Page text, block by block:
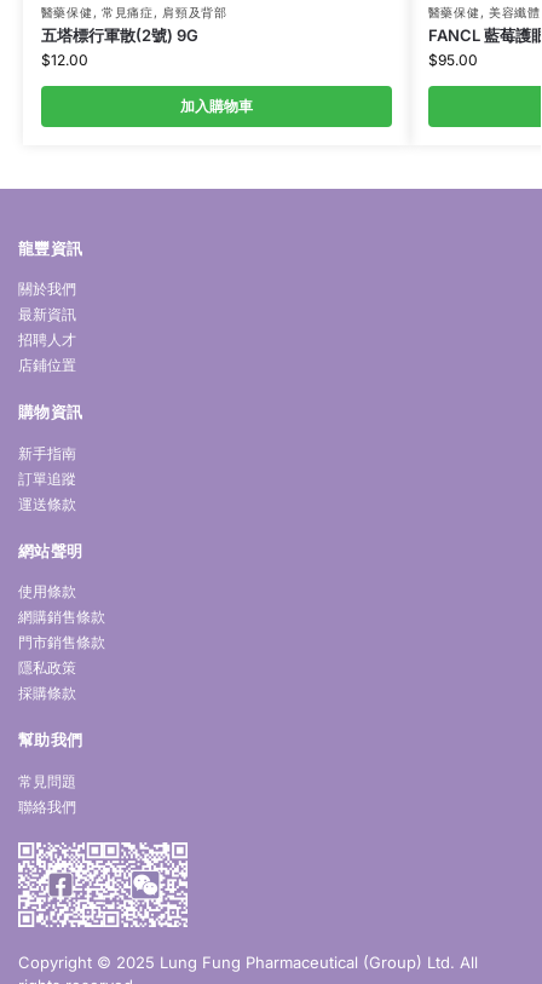
醫藥保健, 常見痛症, 肩頸及背部
五塔標行軍散(2號) 9G
$12.00
加入購物車
醫藥保健, 美容纖體
FANCL 藍莓護
$95.00
龍豐資訊
關於我們
最新資訊
招聘人才
店鋪位置
購物資訊
新手指南
訂單追蹤
運送條款
網站聲明
使用條款
網購銷售條款
門市銷售條款
隱私政策
採購條款
幫助我們
常見問題
聯絡我們
Copyright © 2025 Lung Fung Pharmaceutical (Group) Ltd. All